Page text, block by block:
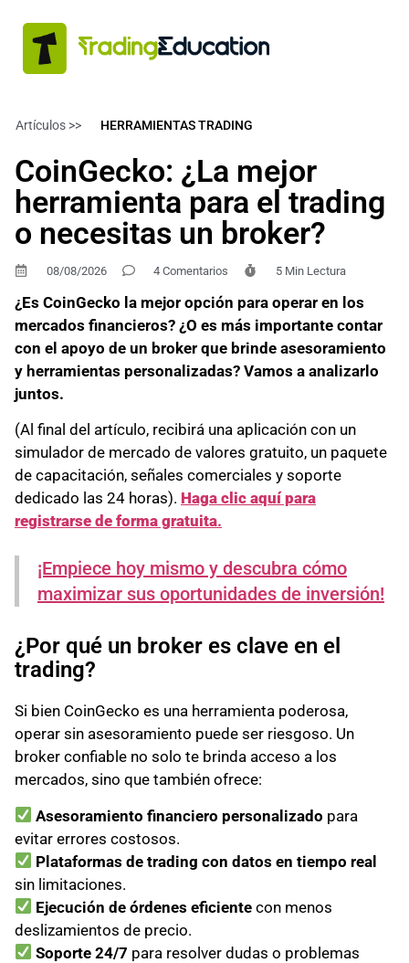
Artículos >> HERRAMIENTAS TRADING
CoinGecko: ¿La mejor
herramienta para el trading
o necesitas un broker?
08/08/2026 4 Comentarios 5 Min Lectura
¿Es CoinGecko la mejor opción para operar en los
mercados financieros? ¿O es más importante contar
con el apoyo de un broker que brinde asesoramiento
y herramientas personalizadas? Vamos a analizarlo
juntos.
(Al final del artículo, recibirá una aplicación con un
simulador de mercado de valores gratuito, un paquete
de capacitación, señales comerciales y soporte
dedicado las 24 horas). Haga clic aquí para
registrarse de forma gratuita.
¡Empiece hoy mismo y descubra cómo
maximizar sus oportunidades de inversión!
¿Por qué un broker es clave en el
trading?
Si bien CoinGecko es una herramienta poderosa,
operar sin asesoramiento puede ser riesgoso. Un
broker confiable no solo te brinda acceso a los
mercados, sino que también ofrece:
Asesoramiento financiero personalizado para
evitar errores costosos.
Plataformas de trading con datos en tiempo real
sin limitaciones.
Ejecución de órdenes eficiente con menos
deslizamientos de precio.
Soporte 24/7 para resolver dudas o problemas